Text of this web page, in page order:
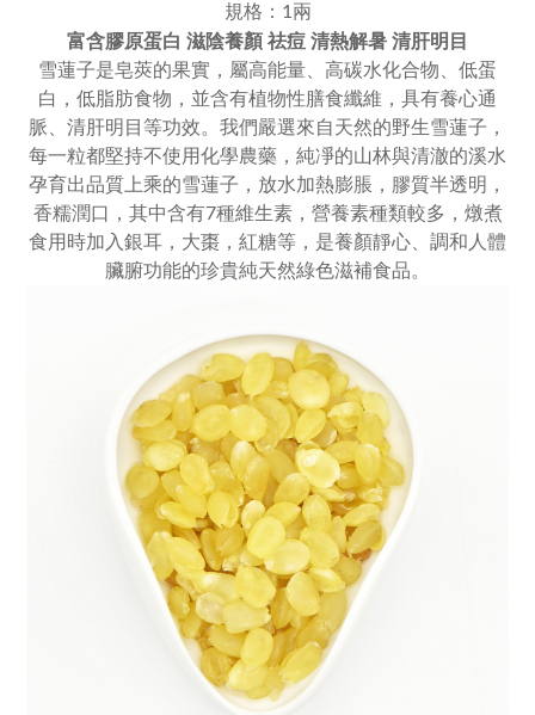
規格：1兩
富含膠原蛋白 滋陰養顏 祛痘 清熱解暑 清肝明目
雪蓮子是皂莢的果實， 屬高能量、高碳水化合物、低蛋
白 ， 低脂肪食物 ， 並含有植物性膳食纖維 ， 具有養心通
脈、清肝明目等功效。 我們嚴選來自天然的野生雪蓮子，
每一粒都堅持不使用化學農藥，純凈的山林與清澈的溪水
孕育出品質上乘的雪蓮子， 放水加熱膨脹 ， 膠質半透明 ，
香糯潤口 ， 其中含有7種維生素，營養素種類較多， 燉煮
食用時加入銀耳，大棗，紅糖等， 是養顏靜心、 調和人體
臟腑功能的珍貴純天然綠色滋補食品。